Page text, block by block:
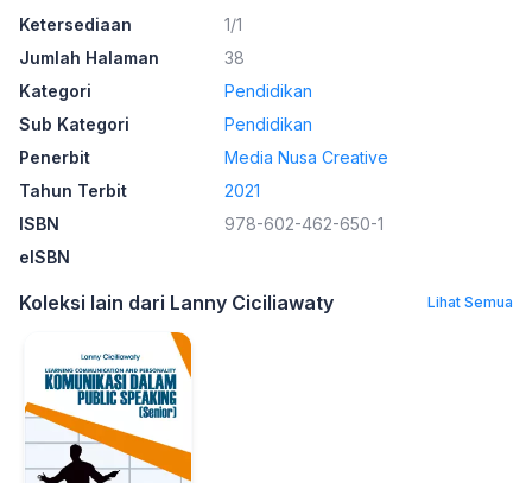
Ketersediaan
1/1
Jumlah Halaman
38
Kategori
Pendidikan
Sub Kategori
Pendidikan
Penerbit
Media Nusa Creative
Tahun Terbit
2021
ISBN
978-602-462-650-1
eISBN
Koleksi lain dari Lanny Ciciliawaty Lihat Semua